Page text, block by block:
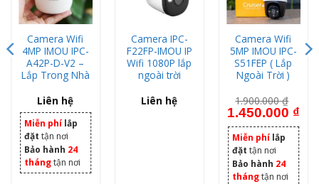
Camera Wifi
4MP IMOU IPC-
A42P-D-V2 –
Lắp Trong Nhà
Liên hệ
Miễn phí lắp
đặt tận nơi
Bảo hành 24
thángtận nơi
Camera IPC-
F22FP-IMOU IP
Wifi 1080P lắp
ngoài trời
Liên hệ
Camera Wifi
5MP IMOU IPC-
S51FEP ( Lắp
Ngoài Trời )
1.900.000₫
Giá gốc là:
1.450.000 ₫Giá
Miễn phí lắp
đặt tận nơi
Bảo hành 24
thángtận nơi